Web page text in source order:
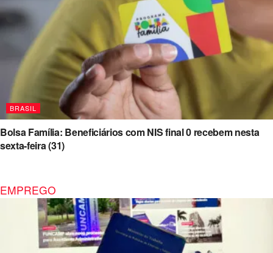
BRASIL
Bolsa Família: Beneficiários com NIS final 0 recebem nesta
sexta-feira (31)
EMPREGO